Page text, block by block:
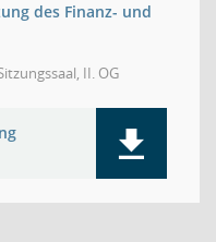
des Finanz- und
II. OG